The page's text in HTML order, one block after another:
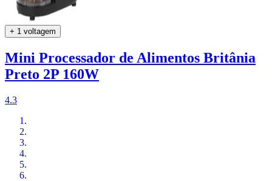
+ 1 voltagem
Mini Processador de Alimentos Britânia
Preto 2P 160W
4.3